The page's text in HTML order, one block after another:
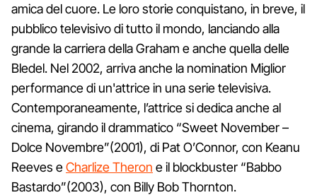
amica del cuore. Le loro storie conquistano, in breve, il
pubblico televisivo di tutto il mondo, lanciando alla
grande la carriera della Graham e anche quella delle
Bledel. Nel 2002, arriva anche la nomination Miglior
performance di un'attrice in una serie televisiva.
Contemporaneamente, l’attrice si dedica anche al
cinema, girando il drammatico “Sweet November –
Dolce Novembre”(2001), di Pat O’Connor, con Keanu
Reeves eCharlize Theron e il blockbuster “Babbo
Bastardo”(2003), con Billy Bob Thornton.